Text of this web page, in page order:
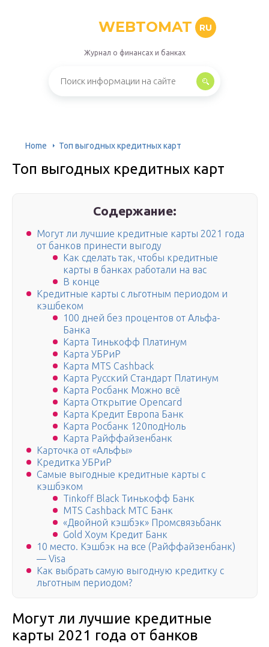
WEBTOMAT RU
Журнал о финансах и банках
Home Топ выгодных кредитных карт
Топ выгодных кредитных карт
Содержание:
Могут ли лучшие кредитные карты 2021 года
от банков принести выгоду
Как сделать так, чтобы кредитные
карты в банках работали на вас
В конце
Кредитные карты с льготным периодом и
кэшбеком
100 дней без процентов от Альфа-
Банка
Карта Тинькофф Платинум
Карта УБРиР
Карта MTS Cashback
Карта Русский Стандарт Платинум
Карта Росбанк Можно всё
Карта Открытие Opencard
Карта Кредит Европа Банк
Карта Росбанк 120подНоль
Карта Райффайзенбанк
Карточка от «Альфы»
Кредитка УБРиР
Самые выгодные кредитные карты с
кэшбэком
Tinkoff Black Тинькофф Банк
MTS Cashback МТС Банк
«Двойной кэшбэк» Промсвязьбанк
Gold Хоум Кредит Банк
10 место. Кэшбэк на все (Райффайзенбанк)
— Visa
Как выбрать самую выгодную кредитку с
льготным периодом?
Могут ли лучшие кредитные
карты 2021 года от банков